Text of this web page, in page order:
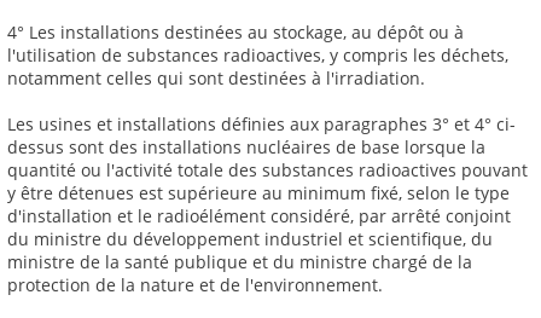
4° Les installations destinées au stockage, au dépôt ou à
l'utilisation de substances radioactives, y compris les déchets,
notamment celles qui sont destinées à l'irradiation.
Les usines et installations définies aux paragraphes 3° et 4° ci-
dessus sont des installations nucléaires de base lorsque la
quantité ou l'activité totale des substances radioactives pouvant
y être détenues est supérieure au minimum fixé, selon le type
d'installation et le radioélément considéré, par arrêté conjoint
du ministre du développement industriel et scientifique, du
ministre de la santé publique et du ministre chargé de la
protection de la nature et de l'environnement.